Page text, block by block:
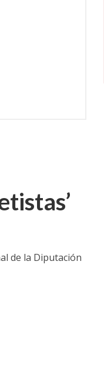
de la Diputación